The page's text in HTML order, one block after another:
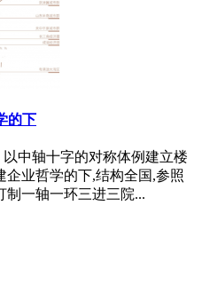
的下
中轴十字的对称体例建立楼
企业哲学的下,结构全国,参照
制一轴一环三进三院...